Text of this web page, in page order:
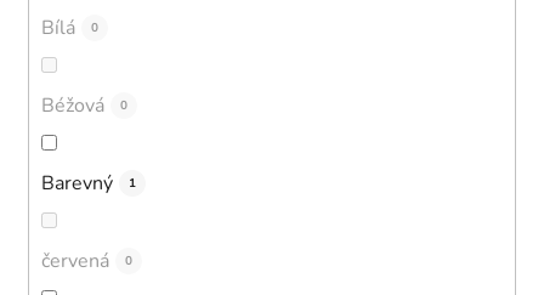
Bílá 0
Béžová 0
Barevný 1
červená 0